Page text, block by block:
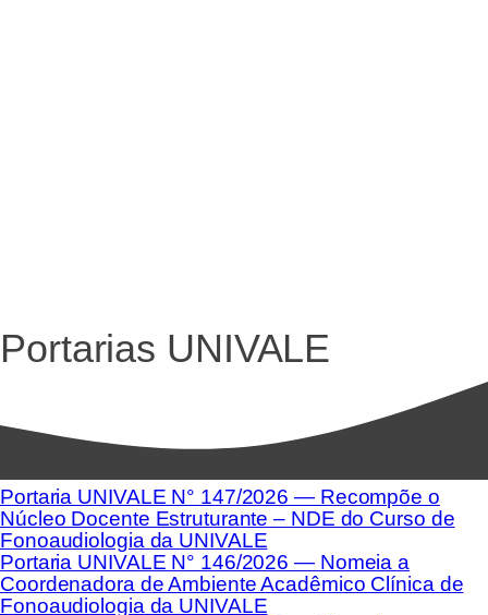
Portarias UNIVALE
Portaria UNIVALE N° 147/2026 — Recompõe o
Núcleo Docente Estruturante – NDE do Curso de
Fonoaudiologia da UNIVALE
Portaria UNIVALE N° 146/2026 — Nomeia a
Coordenadora de Ambiente Acadêmico Clínica de
Fonoaudiologia da UNIVALE